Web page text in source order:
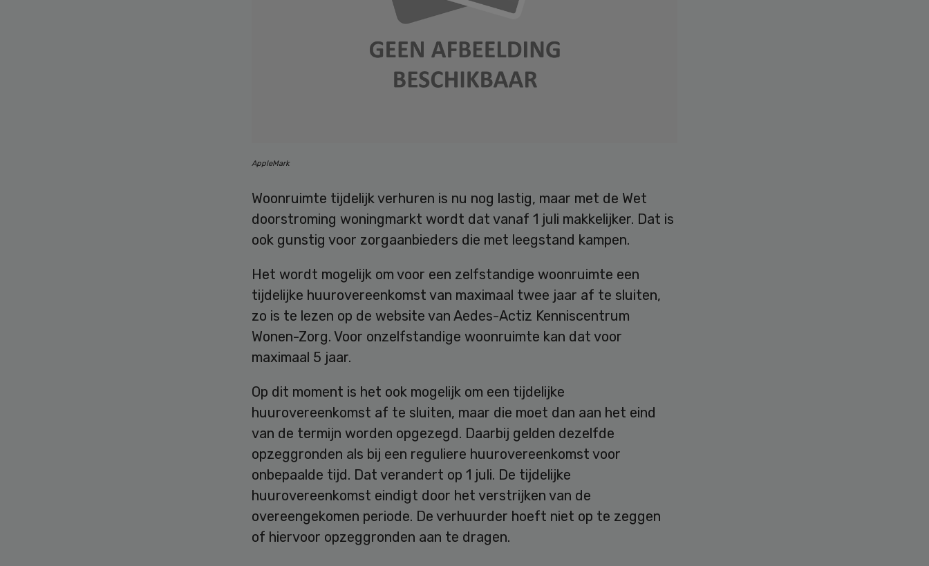
AppleMark
Woonruimte tijdelijk verhuren is nu nog lastig, maar met de Wet
doorstroming woningmarkt wordt dat vanaf 1 juli makkelijker. Dat is
ook gunstig voor zorgaanbieders die met leegstand kampen.
Het wordt mogelijk om voor een zelfstandige woonruimte een
tijdelijke huurovereenkomst van maximaal twee jaar af te sluiten,
zo is te lezen op de website van Aedes-Actiz Kenniscentrum
Wonen-Zorg. Voor onzelfstandige woonruimte kan dat voor
maximaal 5 jaar.
Op dit moment is het ook mogelijk om een tijdelijke
huurovereenkomst af te sluiten, maar die moet dan aan het eind
van de termijn worden opgezegd. Daarbij gelden dezelfde
opzeggronden als bij een reguliere huurovereenkomst voor
onbepaalde tijd. Dat verandert op 1 juli. De tijdelijke
huurovereenkomst eindigt door het verstrijken van de
overeengekomen periode. De verhuurder hoeft niet op te zeggen
of hiervoor opzeggronden aan te dragen.